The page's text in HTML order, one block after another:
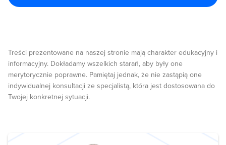
Treści prezentowane na naszej stronie mają charakter edukacyjny i
informacyjny. Dokładamy wszelkich starań, aby były one
merytorycznie poprawne. Pamiętaj jednak, że nie zastąpią one
indywidualnej konsultacji ze specjalistą, która jest dostosowana do
Twojej konkretnej sytuacji.